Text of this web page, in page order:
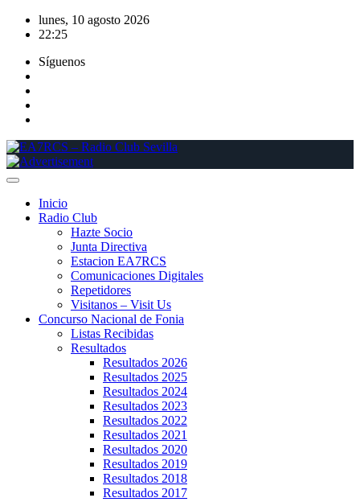
Saltar
lunes, 10 agosto 2026
22:25
Síguenos
Inicio
Radio Club
Hazte Socio
Junta Directiva
Estacion EA7RCS
Comunicaciones Digitales
Repetidores
Visitanos – Visit Us
Concurso Nacional de Fonia
Listas Recibidas
Resultados
Resultados 2026
Resultados 2025
Resultados 2024
Resultados 2023
Resultados 2022
Resultados 2021
Resultados 2020
Resultados 2019
Resultados 2018
Resultados 2017